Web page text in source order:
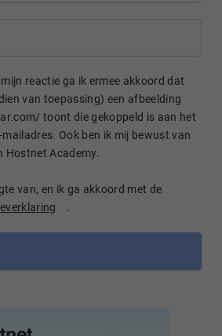
reactie ga ik ermee akkoord dat
van toepassing) een afbeelding
toont die gekoppeld is aan het
Ook ben ik mij bewust van
Hostnet Academy.
van, en ik ga akkoord met de
.